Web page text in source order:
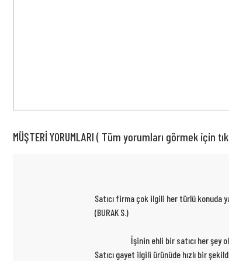
MÜŞTERİ YORUMLARI ( Tüm yorumları görmek için
Satıcı firma çok ilgili her türlü konuda
(BURAK S.)
İşinin ehli bir satıcı her şey
Satıcı gayet ilgili ürünüde hızlı bir